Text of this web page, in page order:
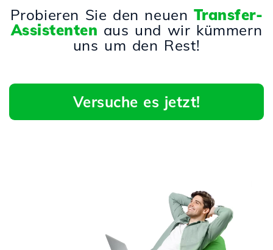
Probieren Sie den neuen Transfer-
Assistenten aus und wir kümmern
uns um den Rest!
Versuche es jetzt!